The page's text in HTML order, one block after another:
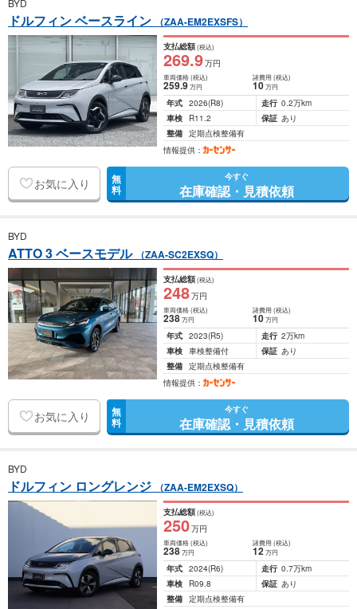
BYD
ドルフィン ベースライン （ZAA-EM2EXSFS）
支払総額(税込)
269.9万円
車両価格(税込)
259.9万円
諸費用 (税込)
10 万円
年式 2026(R8) 走行 0.2万km
車検
R11.2 保証 あり
整備 定期点検整備有
情報提供：
お気に入り 無
料
今すぐ
在庫確認・見積依頼
BYD
ATTO 3 ベースモデル （ZAA-SC2EXSQ）
支払総額(税込)
248万円
車両価格(税込)
238万円
諸費用 (税込)
10 万円
年式 2023(R5) 走行 2万km
車検 車検整備付 保証 あり
整備 定期点検整備有
情報提供：
お気に入り 無
料
今すぐ
在庫確認・見積依頼
BYD
ドルフィン ロングレンジ （ZAA-EM2EXSQ）
支払総額(税込)
250万円
車両価格(税込)
238万円
諸費用 (税込)
12 万円
年式 2024(R6) 走行 0.7万km
車検
R09.8 保証 あり
整備 定期点検整備有